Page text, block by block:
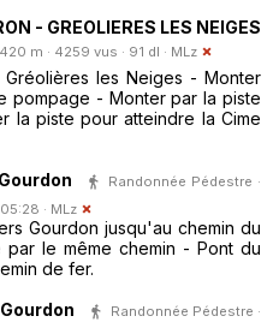
- GREOLIERES LES NEIGES
m · 4259 vus · 91 dl · MLz
les Neiges - Monter
pompage - Monter par la piste
la piste pour atteindre la Cime
Randonnée Pédestre ·
· MLz
Gourdon jusqu'au chemin du
le même chemin - Pont du
de fer.
Randonnée Pédestre ·